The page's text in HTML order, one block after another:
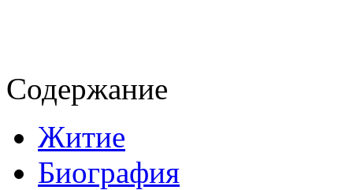
Содержание
Житие
Биография